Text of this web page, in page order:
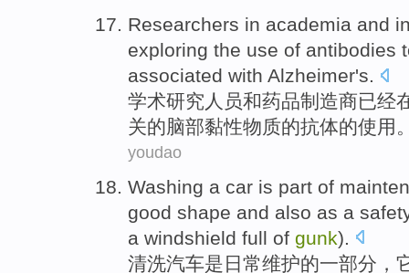
Researchers in academia and
exploring the use of antibodies
associated with Alzheimer's.
学术研究人员和药品制造商已经
关的脑部黏性物质的抗体的使用
youdao
Washing a car is part of
good shape and also as a
a windshield full of gunk).
清洗汽车是日常维护的一部分 ，